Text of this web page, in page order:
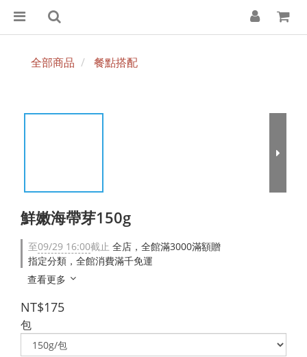
全部商品 餐點搭配
鮮嫩海帶芽150g
至09/29 16:00截止 全店，全館滿3000滿額贈
指定分類，全館消費滿千免運
查看更多
NT$175
包